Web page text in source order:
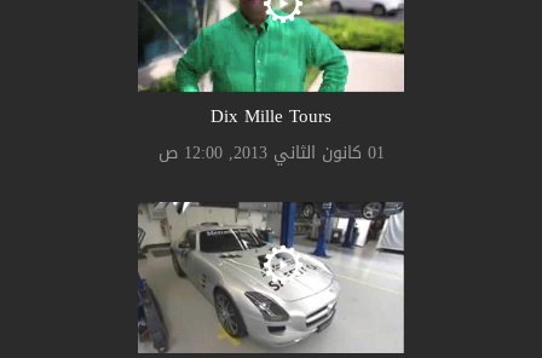
Dix Mille Tours
01 كانون الثاني 2013, 12:00 ص